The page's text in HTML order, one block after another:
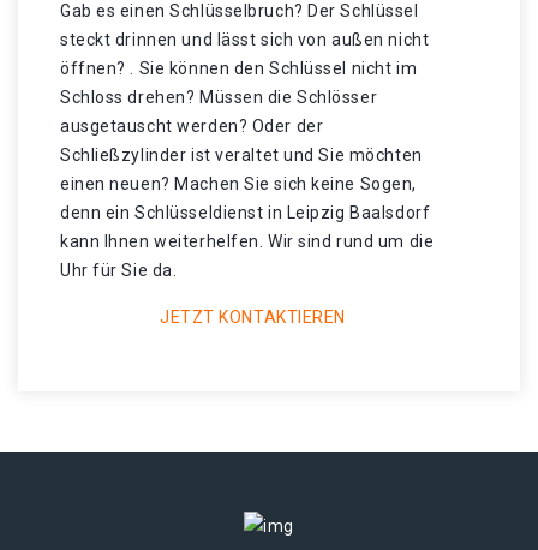
Gab es einen Schlüsselbruch? Der Schlüssel
steckt drinnen und lässt sich von außen nicht
öffnen? . Sie können den Schlüssel nicht im
Schloss drehen? Müssen die Schlösser
ausgetauscht werden? Oder der
Schließzylinder ist veraltet und Sie möchten
einen neuen? Machen Sie sich keine Sogen,
denn ein Schlüsseldienst in Leipzig Baalsdorf
kann Ihnen weiterhelfen. Wir sind rund um die
Uhr für Sie da.
JETZT KONTAKTIEREN